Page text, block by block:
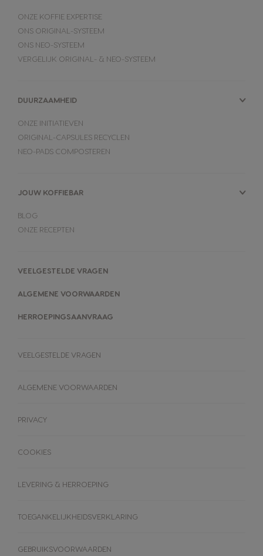
DRANKEN
ORIGINAL-dranken
MACHINES
ORIGINAL-MACHINES
ONZE KOFFIE EXPERTISE
ONS ORIGINAL-SYSTEEM
ONS NEO-SYSTEEM
VERGELIJK ORIGINAL- & NEO-SYSTEEM
DUURZAAMHEID
ONZE INITIATIEVEN
ORIGINAL-CAPSULES RECYCLEN
NEO-PADS COMPOSTEREN
JOUW KOFFIEBAR
BLOG
ONZE RECEPTEN
VEELGESTELDE VRAGEN
ALGEMENE VOORWAARDEN
HERROEPINGSAANVRAAG
VEELGESTELDE VRAGEN
ALGEMENE VOORWAARDEN
PRIVACY
COOKIES
LEVERING & HERROEPING
TOEGANKELIJKHEIDSVERKLARING
GEBRUIKSVOORWAARDEN